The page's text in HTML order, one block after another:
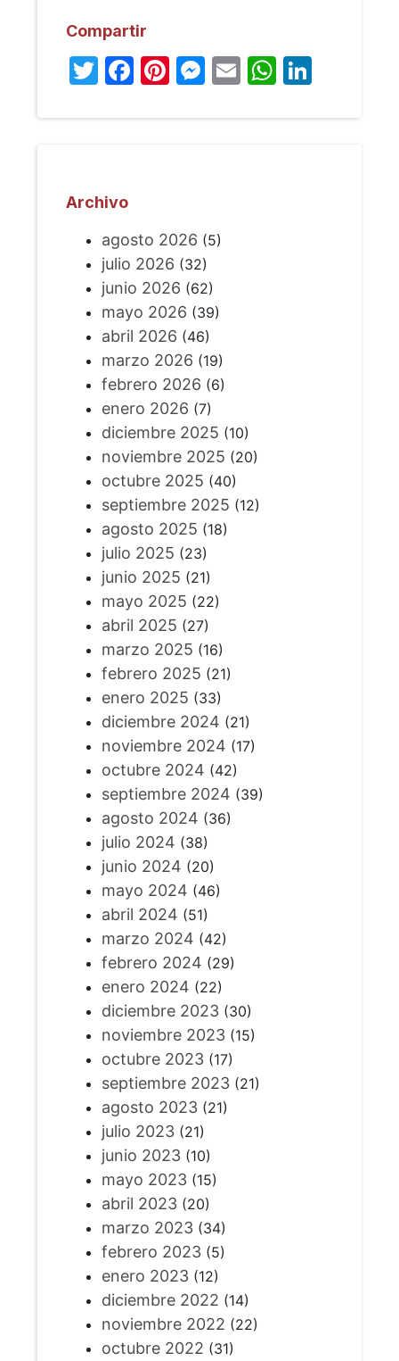
Compartir
Twitter
Facebook
Pinterest
Messenger
Email
Archivo
agosto 2026 (5)
julio 2026 (32)
junio 2026 (62)
mayo 2026 (39)
abril 2026 (46)
marzo 2026 (19)
febrero 2026 (6)
enero 2026 (7)
diciembre 2025 (10)
noviembre 2025 (20)
octubre 2025 (40)
septiembre 2025 (12)
agosto 2025 (18)
julio 2025 (23)
junio 2025 (21)
mayo 2025 (22)
abril 2025 (27)
marzo 2025 (16)
febrero 2025 (21)
enero 2025 (33)
diciembre 2024 (21)
noviembre 2024 (17)
octubre 2024 (42)
septiembre 2024 (39)
agosto 2024 (36)
julio 2024 (38)
junio 2024 (20)
mayo 2024 (46)
abril 2024 (51)
marzo 2024 (42)
febrero 2024 (29)
enero 2024 (22)
diciembre 2023(30)
noviembre 2023(15)
octubre 2023(17)
septiembre 2023(21)
agosto 2023(21)
julio 2023(21)
junio 2023(10)
mayo 2023(15)
abril 2023(20)
marzo 2023(34)
febrero 2023(5)
enero 2023(12)
diciembre 2022 (14)
noviembre 2022 (22)
octubre 2022 (31)